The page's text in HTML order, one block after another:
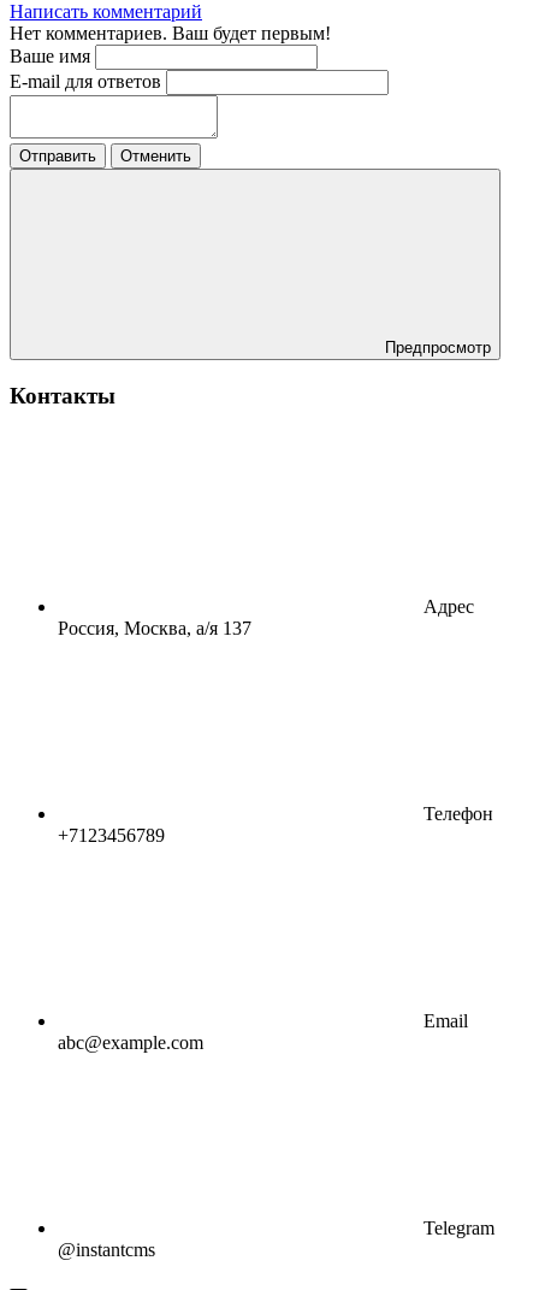
Написать комментарий
Нет комментариев. Ваш будет первым!
Ваше имя
E-mail для ответов
Отправить Отменить
Предпросмотр
Контакты
Адрес
Россия, Москва, а/я 137
Телефон
+7123456789
Email
abc@example.com
Telegram
@instantcms